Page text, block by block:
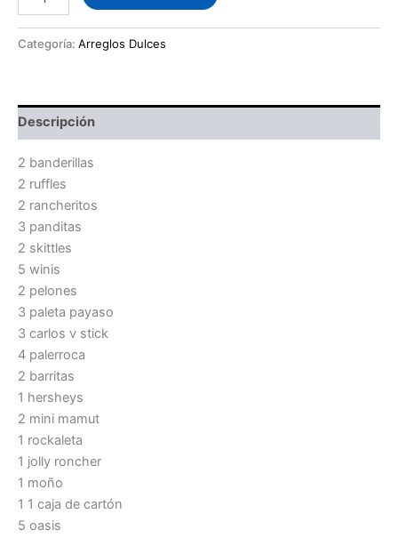
cantidad
Categoría: Arreglos Dulces
Descripción
2 banderillas
2 ruffles
2 rancheritos
3 panditas
2 skittles
5 winis
2 pelones
3 paleta payaso
3 carlos v stick
4 palerroca
2 barritas
1 hersheys
2 mini mamut
1 rockaleta
1 jolly roncher
1 moño
1 1 caja de cartón
5 oasis